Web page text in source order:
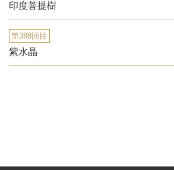
印度菩提樹
第388回目
紫水晶